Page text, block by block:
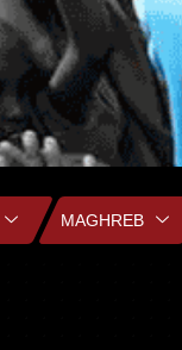
MAGHREB